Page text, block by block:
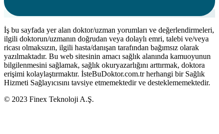
İş bu sayfada yer alan doktor/uzman yorumları ve değerlendirmeleri,
ilgili doktorun/uzmanın doğrudan veya dolaylı emri, talebi ve/veya
ricası olmaksızın, ilgili hasta/danışan tarafından bağımsız olarak
yazılmaktadır. Bu web sitesinin amacı sağlık alanında kamuoyunun
bilgilenmesini sağlamak, sağlık okuryazarlığını arttırmak, doktora
erişimi kolaylaştırmaktır. İsteBuDoktor.com.tr herhangi bir Sağlık
Hizmeti Sağlayıcısını tavsiye etmemektedir ve desteklememektedir.
© 2023 Finex Teknoloji A.Ş.